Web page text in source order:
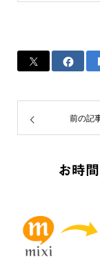
前の記
お時